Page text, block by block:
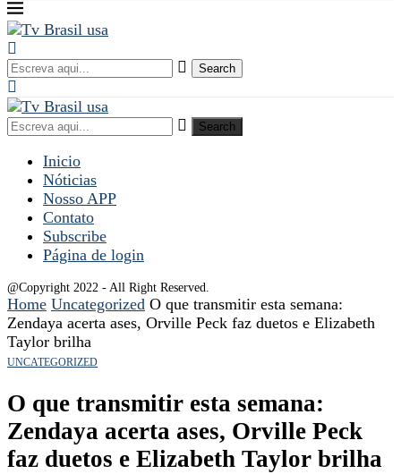
Search
Search
Inicio
Nóticias
Nosso APP
Contato
Subscribe
Página de login
@Copyright 2022 - All Right Reserved.
Home Uncategorized O que transmitir esta semana:
Zendaya acerta ases, Orville Peck faz duetos e Elizabeth
Taylor brilha
UNCATEGORIZED
O que transmitir esta semana:
Zendaya acerta ases, Orville Peck
faz duetos e Elizabeth Taylor brilha